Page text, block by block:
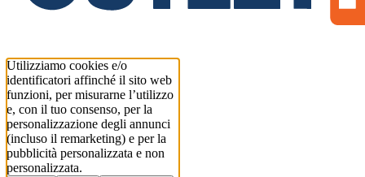
Utilizziamo cookies e/o
identificatori affinché il sito web
funzioni, per misurarne l’utilizzo
e, con il tuo consenso, per la
personalizzazione degli annunci
(incluso il remarketing) e per la
pubblicità personalizzata e non
personalizzata.